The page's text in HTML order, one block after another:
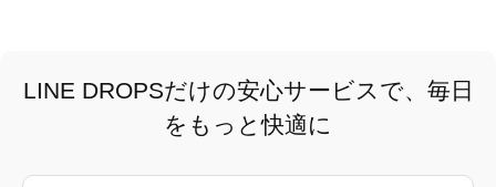
LINE DROPSだけの安心サービスで、毎日
をもっと快適に